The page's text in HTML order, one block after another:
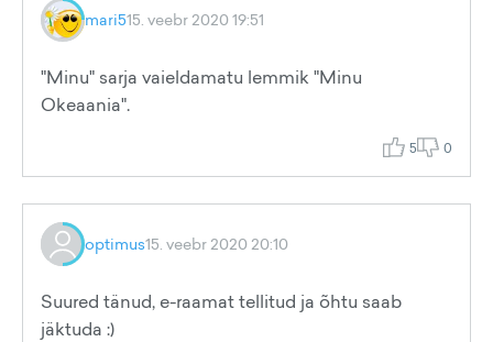
mari515. veebr 2020 19:51
"Minu" sarja vaieldamatu lemmik "Minu
Okeaania".
5 0
optimus15. veebr 2020 20:10
Suured tänud, e-raamat tellitud ja õhtu saab
jäktuda :)